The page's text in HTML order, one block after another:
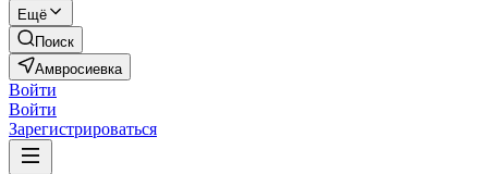
Ещё
Поиск
Амвросиевка
Войти
Войти
Зарегистрироваться